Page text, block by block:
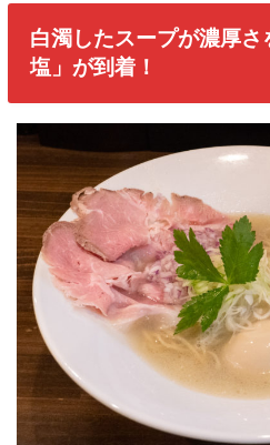
白濁したスープが濃厚さ
塩」が到着！